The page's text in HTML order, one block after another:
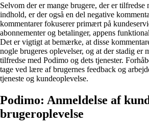
Selvom der er mange brugere, der er tilfredse
indhold, er der også en del negative
kommentarer fokuserer primært på
abonnementer og betalinger, appens
Det er vigtigt at bemærke, at disse
nogle brugeres oplevelser, og at der stadig er
tilfredse med Podimo og dets tjenester.
tage ved lære af brugernes feedback og
tjeneste og kundeoplevelse.
Podimo: Anmeldelse af
brugeroplevelse